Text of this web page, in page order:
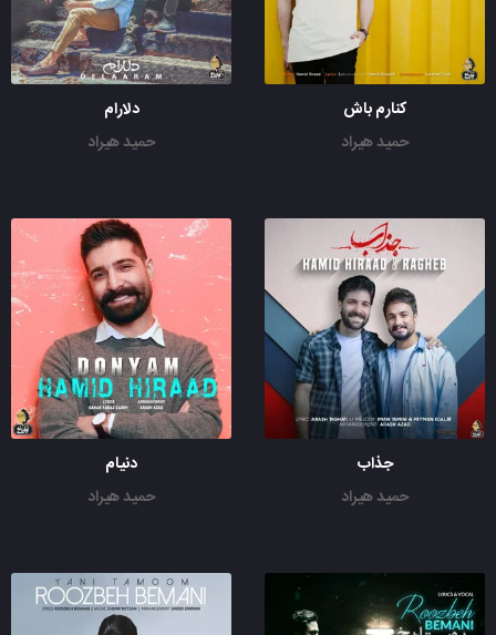
کنارم باش
حمید هیراد
دلارام
حمید هیراد
جذاب
حمید هیراد
دنیام
حمید هیراد